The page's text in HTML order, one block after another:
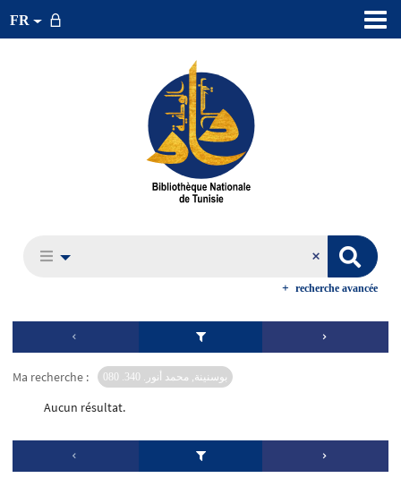
FR
recherche avancée
Ma recherche : بوسنينة, محمد أنور. 340. 080
Aucun résultat.